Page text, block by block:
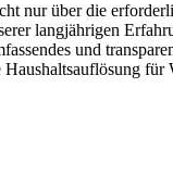
nur über die
langjährigen
und
für